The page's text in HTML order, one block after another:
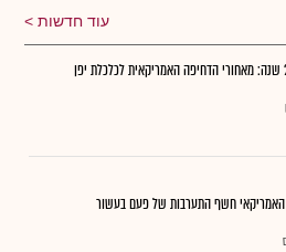
עוד חדשות
חשף התערבות של פעם בעשור